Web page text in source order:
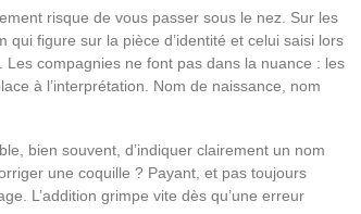
risque de vous passer sous le nez. Sur les
qui figure sur la pièce d’identité et celui saisi lors
compagnies ne font pas dans la nuance : les
à l’interprétation. Nom de naissance, nom
bien souvent, d’indiquer clairement un nom
une coquille ? Payant, et pas toujours
L’addition grimpe vite dès qu’une erreur